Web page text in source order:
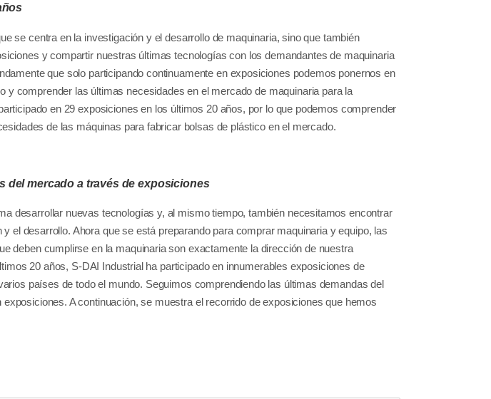
se centra en la investigación y el desarrollo de maquinaria, sino que también
y compartir nuestras últimas tecnologías con los demandantes de maquinaria
que solo participando continuamente en exposiciones podemos ponernos en
y comprender las últimas necesidades en el mercado de maquinaria para la
en 29 exposiciones en los últimos 20 años, por lo que podemos comprender
de las máquinas para fabricar bolsas de plástico en el mercado.
del mercado a través de exposiciones
desarrollar nuevas tecnologías y, al mismo tiempo, también necesitamos encontrar
el desarrollo. Ahora que se está preparando para comprar maquinaria y equipo, las
deben cumplirse en la maquinaria son exactamente la dirección de nuestra
20 años, S-DAI Industrial ha participado en innumerables exposiciones de
países de todo el mundo. Seguimos comprendiendo las últimas demandas del
A continuación, se muestra el recorrido de exposiciones que hemos